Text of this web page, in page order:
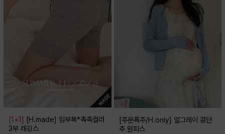
[1+1] [H.made] 임부복*촉촉컬러
3부 레깅스
[주문폭주/H.only] 얼그레이 콩단
추 원피스